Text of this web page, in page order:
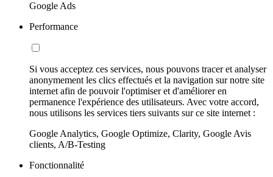
Google Ads
Performance
Si vous acceptez ces services, nous pouvons tracer et analyser
anonymement les clics effectués et la navigation sur notre site
internet afin de pouvoir l'optimiser et d'améliorer en
permanence l'expérience des utilisateurs. Avec votre accord,
nous utilisons les services tiers suivants sur ce site internet :
Google Analytics, Google Optimize, Clarity, Google Avis
clients, A/B-Testing
Fonctionnalité